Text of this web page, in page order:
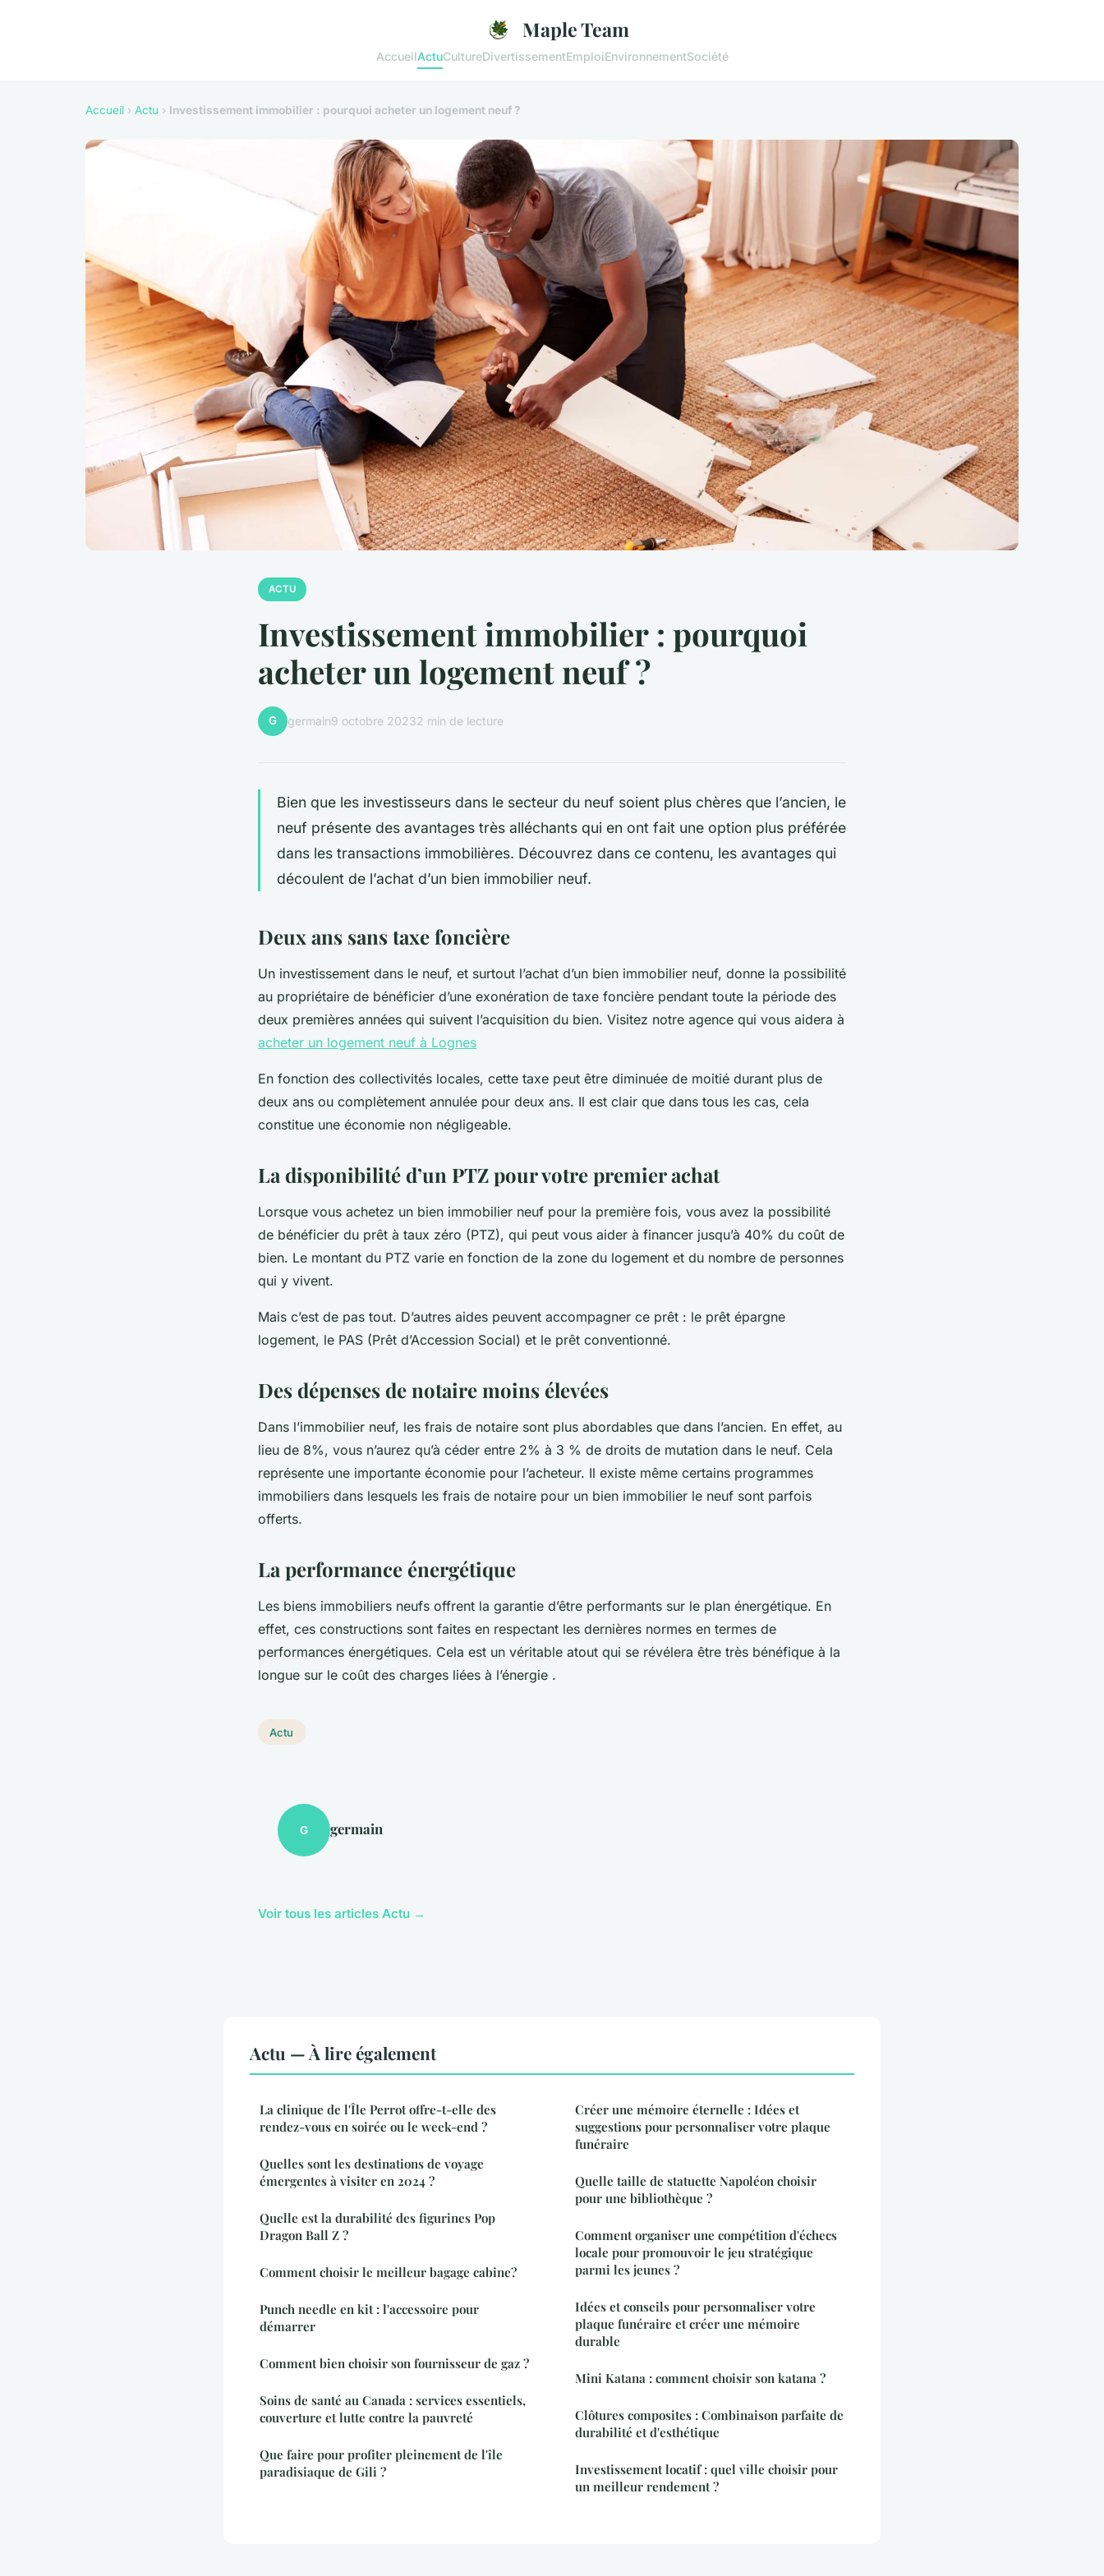
Maple Team
AccueilActuCultureDivertissementEmploiEnvironnementSociété
Accueil › Actu › Investissement immobilier : pourquoi acheter un logement neuf ?
ACTU
Investissement immobilier : pourquoi
acheter un logement neuf ?
G germain9 octobre 20232 min de lecture
Bien que les investisseurs dans le secteur du neuf soient plus chères que l’ancien, le
neuf présente des avantages très alléchants qui en ont fait une option plus préférée
dans les transactions immobilières. Découvrez dans ce contenu, les avantages qui
découlent de l’achat d’un bien immobilier neuf.
Deux ans sans taxe foncière
Un investissement dans le neuf, et surtout l’achat d’un bien immobilier neuf, donne la possibilité
au propriétaire de bénéficier d’une exonération de taxe foncière pendant toute la période des
deux premières années qui suivent l’acquisition du bien. Visitez notre agence qui vous aidera à
acheter un logement neuf à Lognes
En fonction des collectivités locales, cette taxe peut être diminuée de moitié durant plus de
deux ans ou complètement annulée pour deux ans. Il est clair que dans tous les cas, cela
constitue une économie non négligeable.
La disponibilité d’un PTZ pour votre premier achat
Lorsque vous achetez un bien immobilier neuf pour la première fois, vous avez la possibilité
de bénéficier du prêt à taux zéro (PTZ), qui peut vous aider à financer jusqu’à 40% du coût de
bien. Le montant du PTZ varie en fonction de la zone du logement et du nombre de personnes
qui y vivent.
Mais c’est de pas tout. D’autres aides peuvent accompagner ce prêt : le prêt épargne
logement, le PAS (Prêt d’Accession Social) et le prêt conventionné.
Des dépenses de notaire moins élevées
Dans l’immobilier neuf, les frais de notaire sont plus abordables que dans l’ancien. En effet, au
lieu de 8%, vous n’aurez qu’à céder entre 2% à 3 % de droits de mutation dans le neuf. Cela
représente une importante économie pour l’acheteur. Il existe même certains programmes
immobiliers dans lesquels les frais de notaire pour un bien immobilier le neuf sont parfois
offerts.
La performance énergétique
Les biens immobiliers neufs offrent la garantie d’être performants sur le plan énergétique. En
effet, ces constructions sont faites en respectant les dernières normes en termes de
performances énergétiques. Cela est un véritable atout qui se révélera être très bénéfique à la
longue sur le coût des charges liées à l’énergie .
Actu
G germain
Voir tous les articles Actu →
Actu — À lire également
La clinique de l'Île Perrot offre-t-elle des
rendez-vous en soirée ou le week-end ?
Quelles sont les destinations de voyage
émergentes à visiter en 2024 ?
Quelle est la durabilité des figurines Pop
Dragon Ball Z ?
Comment choisir le meilleur bagage cabine?
Punch needle en kit : l'accessoire pour
démarrer
Comment bien choisir son fournisseur de gaz ?
Soins de santé au Canada : services essentiels,
couverture et lutte contre la pauvreté
Que faire pour profiter pleinement de l'île
paradisiaque de Gili ?
Créer une mémoire éternelle : Idées et
suggestions pour personnaliser votre plaque
funéraire
Quelle taille de statuette Napoléon choisir
pour une bibliothèque ?
Comment organiser une compétition d'échecs
locale pour promouvoir le jeu stratégique
parmi les jeunes ?
Idées et conseils pour personnaliser votre
plaque funéraire et créer une mémoire
durable
Mini Katana : comment choisir son katana ?
Clôtures composites : Combinaison parfaite de
durabilité et d'esthétique
Investissement locatif : quel ville choisir pour
un meilleur rendement ?